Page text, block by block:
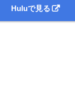
Huluで見る